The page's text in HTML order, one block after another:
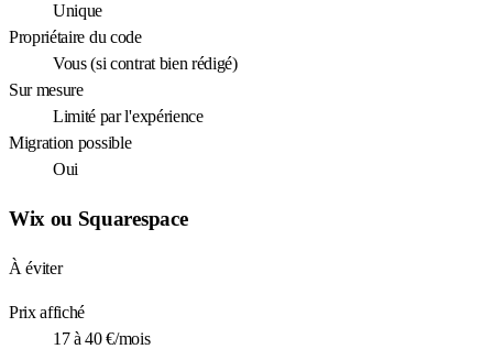
Unique
Propriétaire du code
Vous (si contrat bien rédigé)
Sur mesure
Limité par l'expérience
Migration possible
Oui
Wix ou Squarespace
À éviter
Prix affiché
17 à 40 €/mois